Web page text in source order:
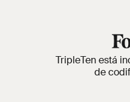
TripleTen está
de